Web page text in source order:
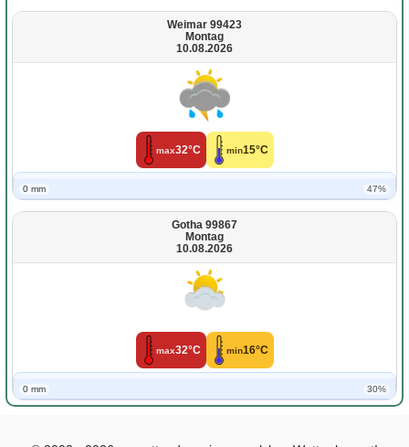
Weimar 99423
Montag
10.08.2026
max32°C min15°C
0 mm 47%
Gotha 99867
Montag
10.08.2026
max32°C min16°C
0 mm 30%